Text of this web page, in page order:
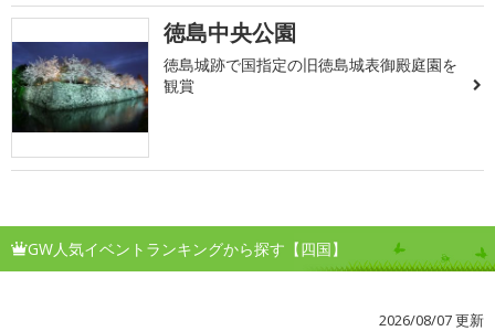
徳島中央公園
徳島城跡で国指定の旧徳島城表御殿庭園を
観賞
GW人気イベントランキングから探す【四国】
2026/08/07 更新